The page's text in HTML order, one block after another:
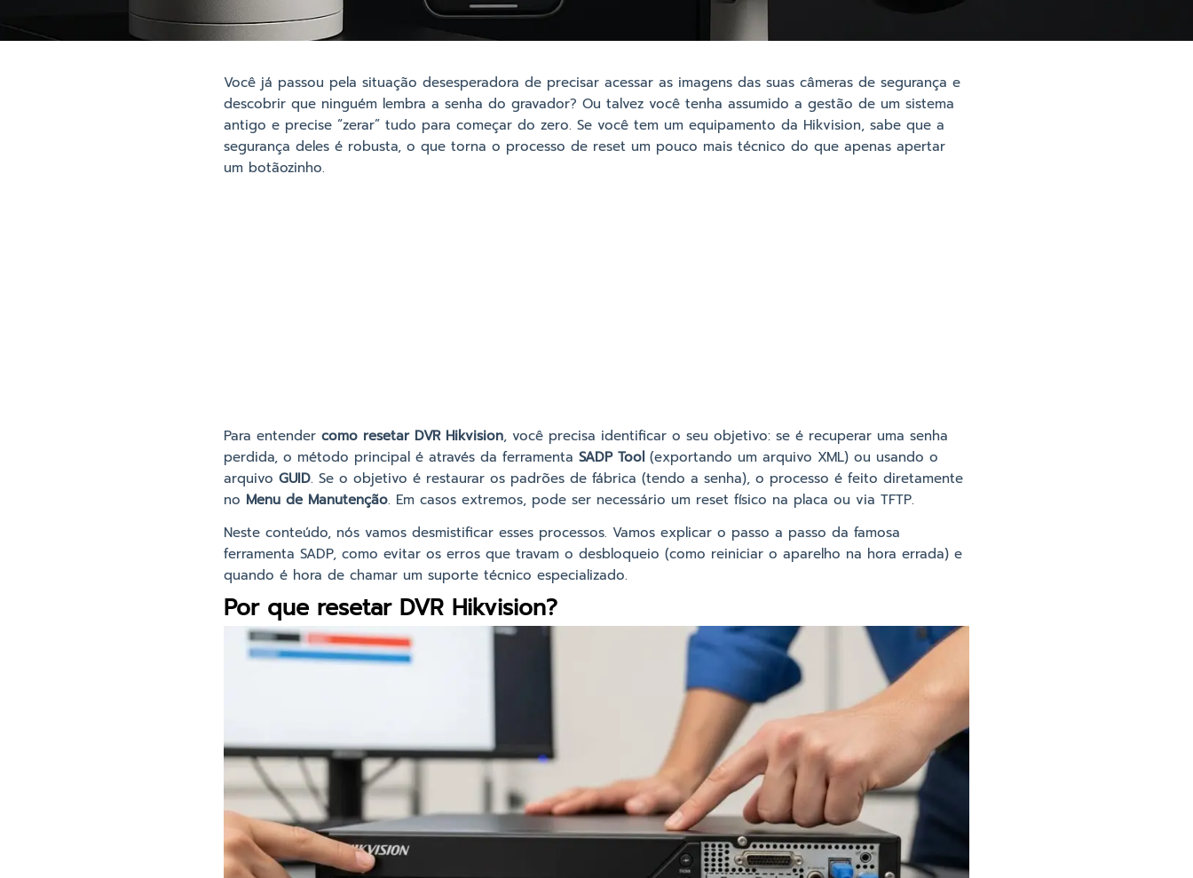
Você já passou pela situação desesperadora de precisar acessar as imagens das suas câmeras de segurança e
descobrir que ninguém lembra a senha do gravador? Ou talvez você tenha assumido a gestão de um sistema
antigo e precise “zerar” tudo para começar do zero. Se você tem um equipamento da Hikvision, sabe que a
segurança deles é robusta, o que torna o processo de reset um pouco mais técnico do que apenas apertar
um botãozinho.
Para entender como resetar DVR Hikvision, você precisa identificar o seu objetivo: se é recuperar uma senha
perdida, o método principal é através da ferramenta SADP Tool (exportando um arquivo XML) ou usando o
arquivo GUID. Se o objetivo é restaurar os padrões de fábrica (tendo a senha), o processo é feito diretamente
no Menu de Manutenção. Em casos extremos, pode ser necessário um reset físico na placa ou via TFTP.
Neste conteúdo, nós vamos desmistificar esses processos. Vamos explicar o passo a passo da famosa
ferramenta SADP, como evitar os erros que travam o desbloqueio (como reiniciar o aparelho na hora errada) e
quando é hora de chamar um suporte técnico especializado.
Por que resetar DVR Hikvision?